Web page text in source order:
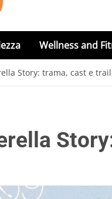
Wellness and
Story: trama, cast e